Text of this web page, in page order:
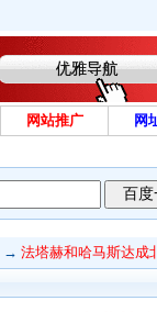
网站推广
网
→ 法塔赫和哈马斯达成